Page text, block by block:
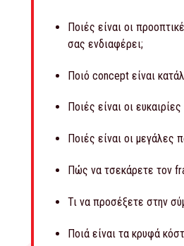
Ποιές είναι οι
σας ενδιαφέρει;
Ποιό concept είναι
Ποιές είναι οι
Ποιές είναι οι μεγάλες
Πώς να τσεκάρετε τον
Τι να προσέξετε στην
Ποιά είναι τα κρυφά